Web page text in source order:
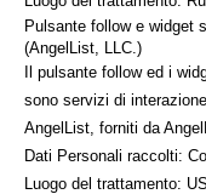
Pulsante follow e widget
(AngelList, LLC.)
Il pulsante follow ed i
sono servizi di
AngelList, forniti da
Dati Personali raccolti:
Luogo del trattamento: